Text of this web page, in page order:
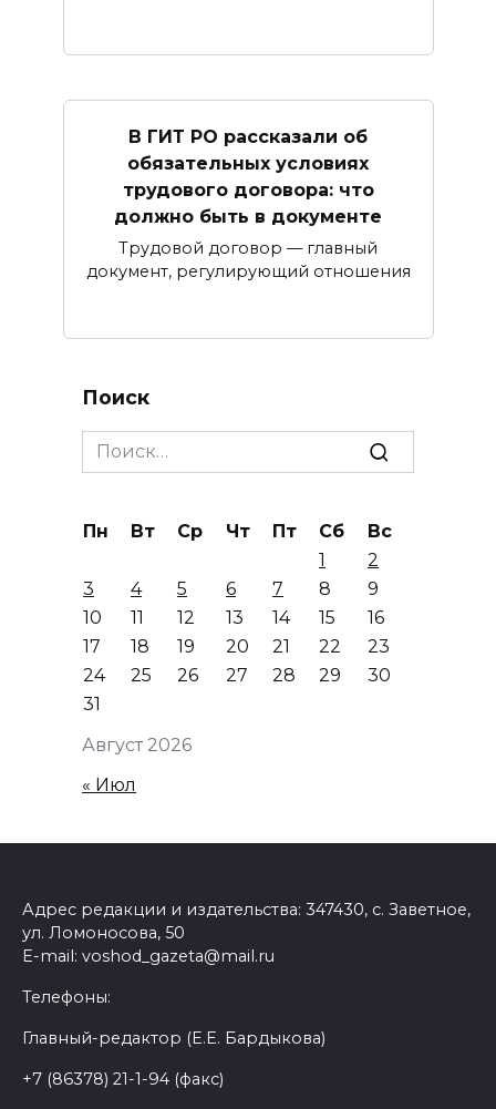
В ГИТ РО рассказали об
обязательных условиях
трудового договора: что
должно быть в документе
Трудовой договор — главный
документ, регулирующий отношения
Поиск
Search
for:
Август 2026
Пн Вт Ср Чт Пт Сб
Вс
1
2
3
4 5 6 7 8
9
10
11 12 13 14 15
16
17
18 19 20 21 22
23
24
25 26 27 28 29
30
31
« Июл
Адрес редакции и издательства: 347430, с. Заветное,
ул. Ломоносова, 50
E-mail: voshod_gazeta@mail.ru
Телефоны:
Главный-редактор (Е.Е. Бардыкова)
+7 (86378) 21-1-94 (факс)